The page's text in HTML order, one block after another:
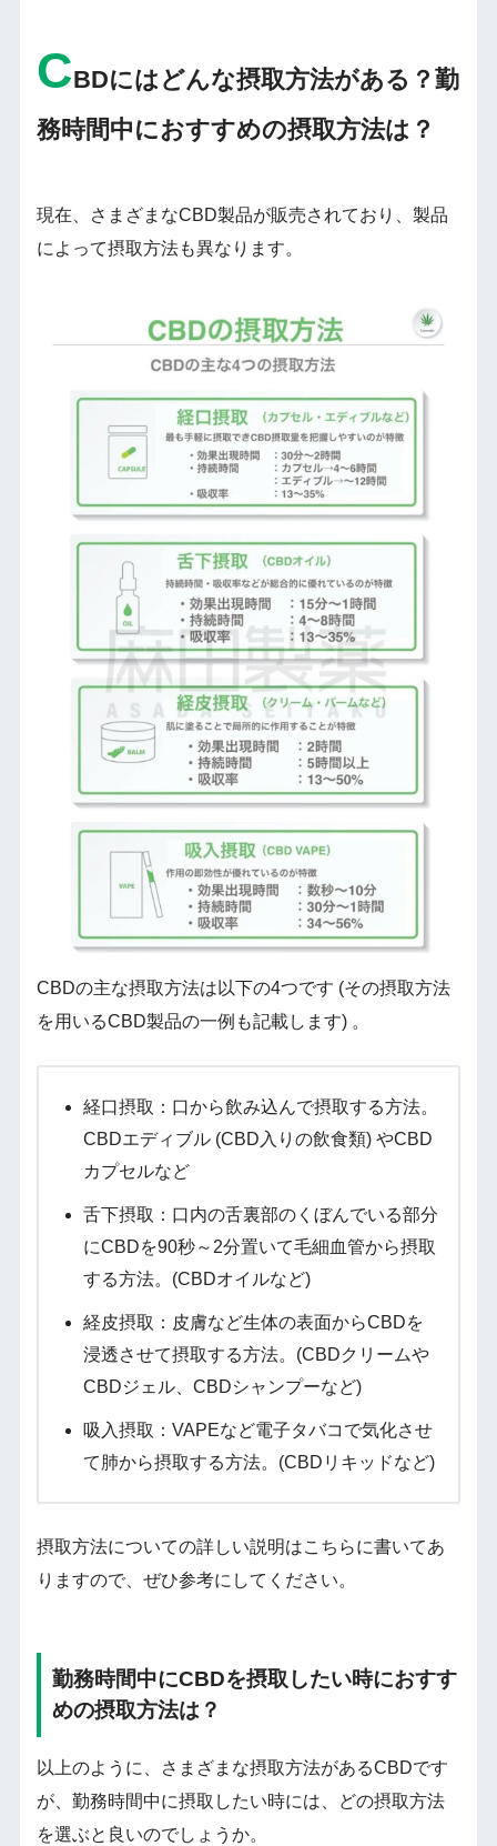
CBDにはどんな摂取方法がある？勤
務時間中におすすめの摂取方法は？
現在、さまざまなCBD製品が販売されており、製品
によって摂取方法も異なります。
CBDの主な摂取方法は以下の4つです (その摂取方法
を用いるCBD製品の一例も記載します) 。
経口摂取：口から飲み込んで摂取する方法。
CBDエディブル (CBD入りの飲食類) やCBD
カプセルなど
舌下摂取：口内の舌裏部のくぼんでいる部分
にCBDを90秒～2分置いて毛細血管から摂取
する方法。(CBDオイルなど)
経皮摂取：皮膚など生体の表面からCBDを
浸透させて摂取する方法。(CBDクリームや
CBDジェル、CBDシャンプーなど)
吸入摂取：VAPEなど電子タバコで気化させ
て肺から摂取する方法。(CBDリキッドなど)
摂取方法についての詳しい説明はこちらに書いてあ
りますので、ぜひ参考にしてください。
勤務時間中にCBDを摂取したい時におすす
めの摂取方法は？
以上のように、さまざまな摂取方法があるCBDです
が、勤務時間中に摂取したい時には、どの摂取方法
を選ぶと良いのでしょうか。